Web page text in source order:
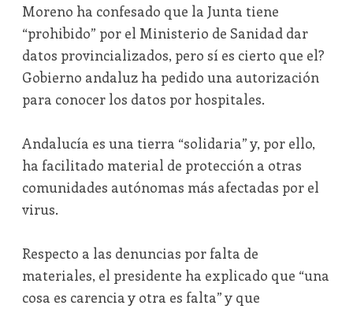
Moreno ha confesado que la Junta tiene
“prohibido” por el Ministerio de Sanidad dar
datos provincializados, pero sí es cierto que el?
Gobierno andaluz ha pedido una autorización
para conocer los datos por hospitales.
Andalucía es una tierra “solidaria” y, por ello,
ha facilitado material de protección a otras
comunidades autónomas más afectadas por el
virus.
Respecto a las denuncias por falta de
materiales, el presidente ha explicado que “una
cosa es carencia y otra es falta” y que